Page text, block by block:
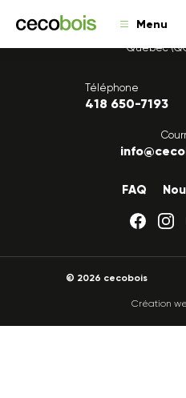
Menu
1175, avenue
Québec
Téléphone
418 650-7193
FAQ
© 2026 cecobois
Création